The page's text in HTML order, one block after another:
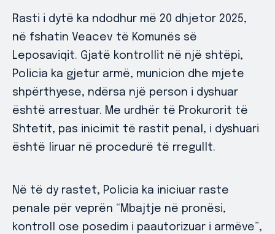
Rasti i dytë ka ndodhur më 20 dhjetor 2025,
në fshatin Veacev të Komunës së
Leposaviqit. Gjatë kontrollit në një shtëpi,
Policia ka gjetur armë, municion dhe mjete
shpërthyese, ndërsa një person i dyshuar
është arrestuar. Me urdhër të Prokurorit të
Shtetit, pas inicimit të rastit penal, i dyshuari
është liruar në procedurë të rregullt.
Në të dy rastet, Policia ka iniciuar raste
penale për veprën “Mbajtje në pronësi,
kontroll ose posedim i paautorizuar i armëve”,